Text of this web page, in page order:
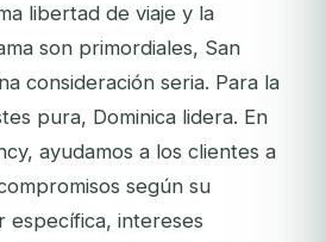
libertad de viaje y la
son primordiales, San
consideración seria. Para la
pura, Dominica lidera. En
ayudamos a los clientes a
según su
específica, intereses